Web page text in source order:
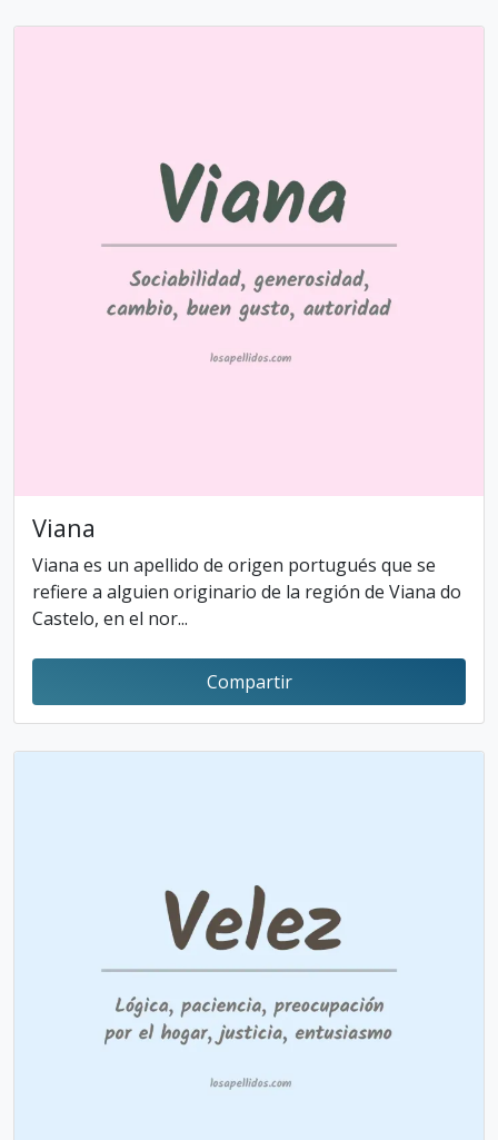
Viana
Viana es un apellido de origen portugués que se
refiere a alguien originario de la región de Viana do
Castelo, en el nor...
Compartir